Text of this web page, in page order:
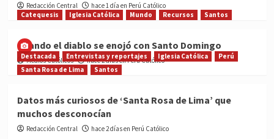
Redacción Central
hace 1 día en Perú Católico
Catequesis
Iglesia Católica Mundo Recursos Santos
Cuando el diablo se enojó con Santo Domingo
Medios Católicos hace 2 días en Perú Católico
Destacada Entrevistas y reportajes Iglesia Católica
Perú
Santa Rosa de Lima
Santos
Datos más curiosos de ‘Santa Rosa de Lima’ que
muchos desconocían
Redacción Central hace 2 días en Perú Católico